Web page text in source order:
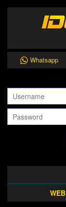
Whatsapp
WEB